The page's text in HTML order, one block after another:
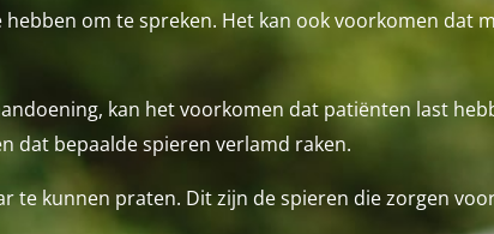
om te spreken. Het kan ook voorkomen dat
kan het voorkomen dat patiënten last
dat bepaalde spieren verlamd raken.
te kunnen praten. Dit zijn de spieren die zorgen